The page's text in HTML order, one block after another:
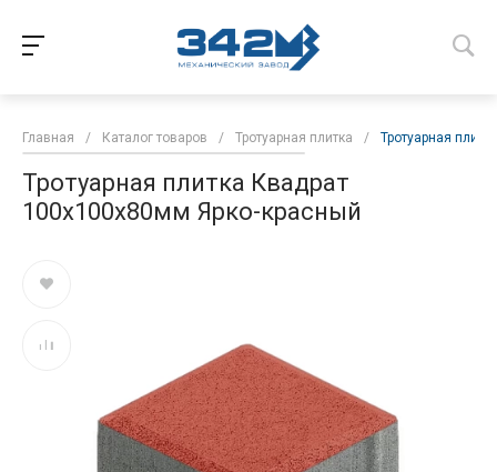
Главная / Каталог товаров / Тротуарная плитка / Тротуарная
Тротуарная плитка Квадрат
100х100х80мм Ярко-красный